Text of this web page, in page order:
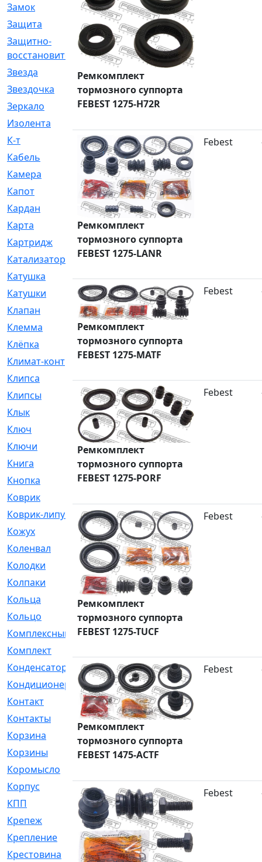
Замок
[12]
Защита
[79]
Защитно-
восстановительный
[4]
Звезда
[1]
Звездочка
[5]
Зеркало
[369]
Изолента
К-т
[13]
Кабель
[50]
Камера
[4]
Капот
[144]
Кардан
[131]
Карта
[2]
Картридж
[250]
Катализатор
[1]
Катушка
[2]
Катушки
[291]
Клапан
[375]
Клемма
[5]
Клёпка
[2]
Климат-контроль
[3]
Клипса
[21]
Клипсы
[321]
Клык
[4]
Ключ
[2]
Ключи
[3]
Книга
[293]
Кнопка
[3]
Коврик
Коврик-липучка
[2]
Кожух
[4]
Коленвал
[38]
Колодки
[2151]
Колпаки
[5]
Кольца
[1164]
Кольцо
[272]
Комплексный
[1]
Комплект
Конденсатор
[1]
Кондиционер
[2]
Контакт
[3]
Контакты
[4]
Корзина
[1]
Корзины
[159]
Коромысло
Корпус
[41]
КПП
[70]
Крепеж
[4]
Крепление
[23]
Крестовина
[309]
Ремкомплект
тормозного суппорта
FEBEST 1275-H72R
Ремкомплект
тормозного суппорта
FEBEST 1275-LANR
Febest
Ремкомплект
тормозного суппорта
FEBEST 1275-MATF
Febest
Ремкомплект
тормозного суппорта
FEBEST 1275-PORF
Febest
Ремкомплект
тормозного суппорта
FEBEST 1275-TUCF
Febest
Ремкомплект
тормозного суппорта
FEBEST 1475-ACTF
Febest
Febest